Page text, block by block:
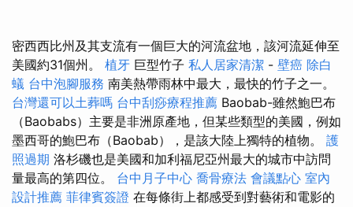
密西西比州及其支流有一個巨大的河流盆地，該河流延伸至
美國約31個州。 植牙 巨型竹子 私人居家清潔 - 壁癌 除白
蟻 台中泡腳服務 南美熱帶雨林中最大，最快的竹子之一。
台灣還可以土葬嗎 台中刮痧療程推薦 Baobab-雖然鮑巴布
（Baobabs）主要是非洲原產地，但某些類型的美國，例如
墨西哥的鮑巴布（Baobab），是該大陸上獨特的植物。 護
照過期 洛杉磯也是美國和加利福尼亞州最大的城市中訪問
量最高的第四位。 台中月子中心 喬骨療法 會議點心 室內
設計推薦 菲律賓簽證 在每條街上都感受到對藝術和電影的